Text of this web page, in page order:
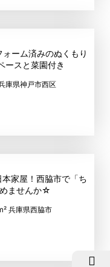
ーム済みのぬくもり
ースと菜園付き
庫県神戸市西区
家屋！西脇市で「ち
ませんか☆
兵庫県西脇市